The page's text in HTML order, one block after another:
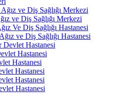
ve Diş Sağlığı Merkezi
ve Diş Sağlığı Merkezi
Ve Diş Sağlığı Hastanesi
ve Diş Sağlığı Hastanesi
Devlet Hastanesi
Hastanesi
Hastanesi
Hastanesi
Hastanesi
Hastanesi